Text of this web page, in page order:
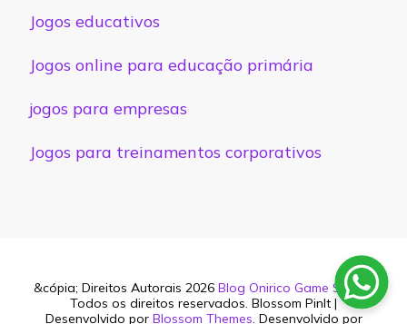
Jogos educativos
Jogos online para educação primária
jogos para empresas
Jogos para treinamentos corporativos
&cópia; Direitos Autorais 2026 Blog Onirico Game Studio.
Todos os direitos reservados. Blossom PinIt |
Desenvolvido por Blossom Themes . Desenvolvido por